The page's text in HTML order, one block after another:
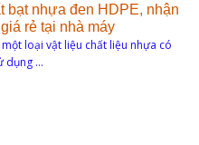
bạt nhựa đen HDPE, nhận
rẻ tại nhà máy
loại vật liệu chất liệu nhựa có
dụng …